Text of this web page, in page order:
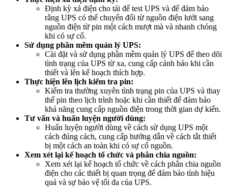
Định kỳ xả điện cho tải để test UPS và để đảm bảo
rằng UPS có thể chuyển đổi từ nguồn điện lưới sang
nguồn điện từ pin một cách mượt mà và nhanh chóng
khi có sự cố.
Sử dụng phần mềm quản lý UPS:
Cài đặt và sử dụng phần mềm quản lý UPS để theo dõi
tình trạng của UPS từ xa, cung cấp cảnh báo khi cần
thiết và lên kế hoạch thích hợp.
Thực hiện lên lịch kiểm tra pin:
Kiểm tra thường xuyên tình trạng pin của UPS và thay
thế pin theo lịch trình hoặc khi cần thiết để đảm bảo
khả năng cung cấp nguồn điện trong thời gian dự kiến.
Tư vấn và huấn luyện người dùng:
Huấn luyện người dùng về cách sử dụng UPS một
cách đúng cách, cung cấp hướng dẫn về cách tắt thiết
bị một cách an toàn khi có sự cố nguồn.
Xem xét lại kế hoạch tổ chức và phân chia nguồn:
Xem xét lại kế hoạch tổ chức về cách phân chia nguồn
điện cho các thiết bị quan trọng để đảm bảo tính hiệu
quả và sự bảo vệ tối đa của UPS.